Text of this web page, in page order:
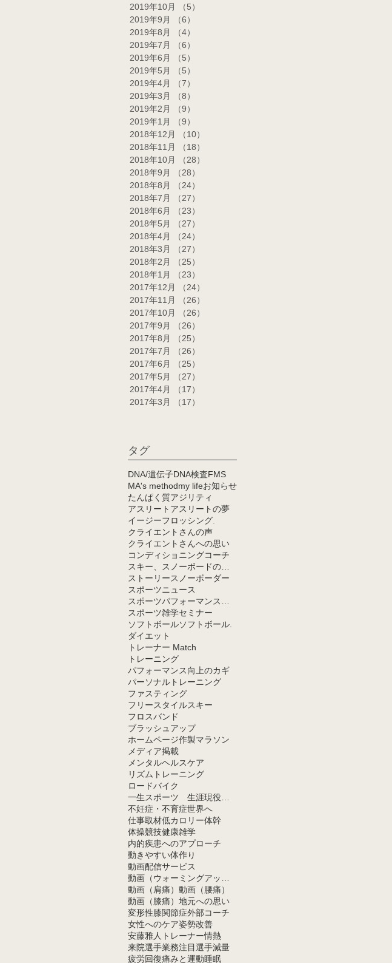
2019年10月
（5）
2019年9月
（6）
2019年8月
（4）
2019年7月
（6）
2019年6月
（5）
2019年5月
（5）
2019年4月
（7）
2019年3月
（8）
2019年2月
（9）
2019年1月
（9）
2018年12月
（10）
2018年11月
（18）
2018年10月
（28）
2018年9月
（28）
2018年8月
（24）
2018年7月
（27）
2018年6月
（23）
2018年5月
（27）
2018年4月
（24）
2018年3月
（27）
2018年2月
（25）
2018年1月
（23）
2017年12月
（24）
2017年11月
（26）
2017年10月
（26）
2017年9月
（26）
2017年8月
（25）
2017年7月
（26）
2017年6月
（25）
2017年5月
（27）
2017年4月
（17）
2017年3月
（17）
タグ
DNA/遺伝子DNA検査FMS
MA's methodmy lifeお知らせ
たんぱく質アジリティ
アスリート アスリートの夢
イージーフロッシング.
クライエントさんの声
クライエントさんへの思い
コンディショニングコーチ
スキー、スノーボードの能力向上のカギ
ストーリースノーボーダー
スポーツニュース
スポーツパフォーマンス向上のヒント
スポーツ雑学セミナー
ソフトボールソフトボール.
ダイエット
トレーナー Match
トレーニング
パフォーマンス向上のカギ
パーソナルトレーニング
ファスティング
フリースタイルスキー
フロスバンド
ブラッシュアップ
ホームページ作製マラソン
メディア掲載
メンタルヘルスケア
リズムトレーニング
ロードバイク
一生スポーツ 生涯現役生活
不妊症・不育症世界へ
仕事取材低カロリー体幹
体操競技健康雑学
内的疾患へのアプローチ
動きやすい体作り
動画配信サービス
動画（ウォーミングアップ）
動画（肩痛） 動画（腰痛）
動画（膝痛） 地元への思い
変形性膝関節症外部コーチ
女性へのケア姿勢改善
安藤雅人トレーナー情熱
来院選手業務注目選手減量
疲労回復痛みと運動睡眠